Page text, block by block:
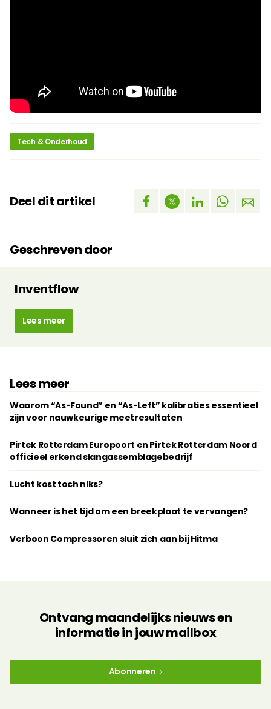
Tech & Onderhoud
Deel dit artikel
Geschreven door
Inventflow
Lees meer
Lees meer
Waarom “As-Found” en “As-Left” kalibraties essentieel
zijn voor nauwkeurige meetresultaten
Pirtek Rotterdam Europoort en Pirtek Rotterdam Noord
officieel erkend slangassemblagebedrijf
Lucht kost toch niks?
Wanneer is het tijd om een breekplaat te vervangen?
Verboon Compressoren sluit zich aan bij Hitma
Ontvang maandelijks nieuws en
informatie in jouw mailbox
Abonneren